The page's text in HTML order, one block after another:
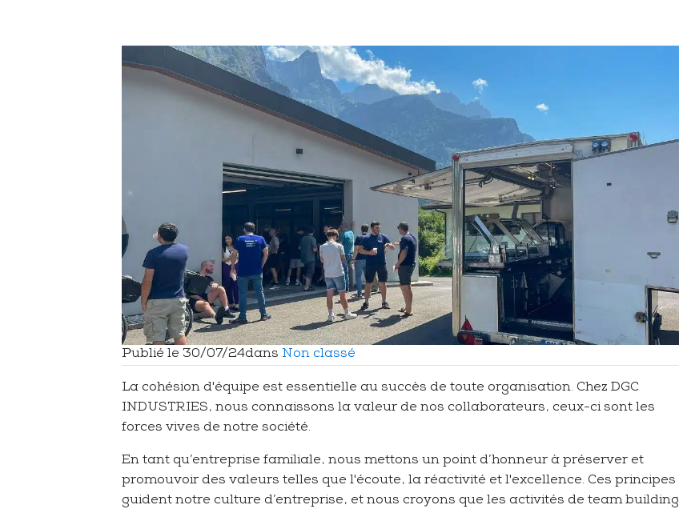
Traitements & finitions Montage & assemblage
Industries énergétiques Luxe & bijouterie
L'industrie du
décolletage
Nous contacter
Publié le 30/07/24dans Non classé
La cohésion d'équipe est essentielle au succès de toute organisation. Chez DGC
INDUSTRIES, nous connaissons la valeur de nos collaborateurs, ceux-ci sont les
forces vives de notre société.
En tant qu’entreprise familiale, nous mettons un point d’honneur à préserver et
promouvoir des valeurs telles que l'écoute, la réactivité et l'excellence. Ces principes
guident notre culture d’entreprise, et nous croyons que les activités de team building